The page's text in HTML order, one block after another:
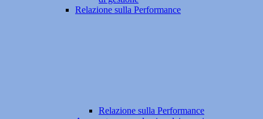
Relazione sulla Performance
Relazione sulla Performance